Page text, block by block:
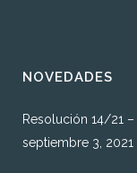
NOVEDADES
Resolución 14/21
septiembre 3, 2021